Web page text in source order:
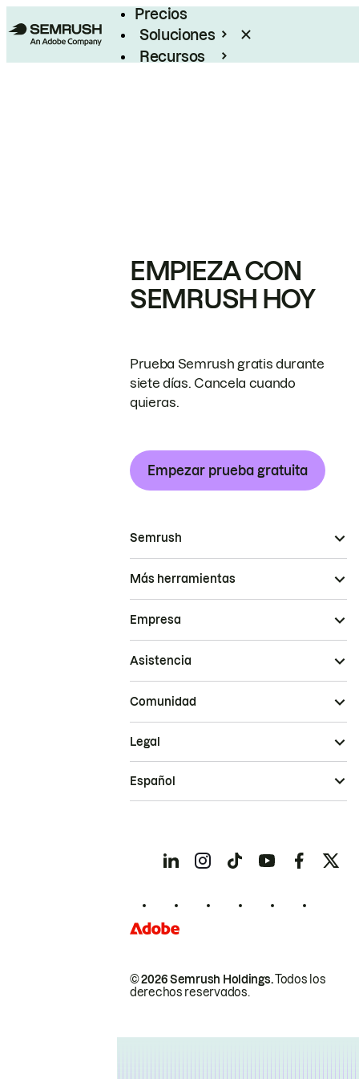
Precios
Soluciones
Recursos
EMPIEZA CON
SEMRUSH HOY
Prueba Semrush gratis durante
siete días. Cancela cuando
quieras.
Empezar prueba gratuita
Semrush
Más herramientas
Empresa
Asistencia
Comunidad
© 2026 Semrush Holdings.Todos los
derechos reservados.
Legal
Español